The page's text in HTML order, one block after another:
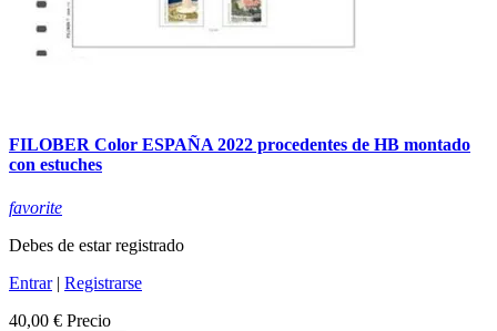
FILOBER Color ESPAÑA 2022 procedentes de HB montado
con estuches
favorite
Debes de estar registrado
Entrar| Registrarse
40,00 € Precio